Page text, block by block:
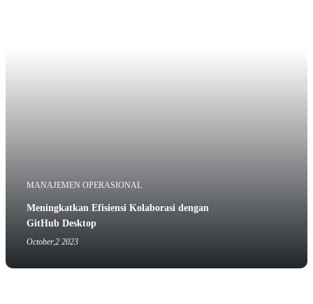
MANAJEMEN OPERASIONAL
Meningkatkan Efisiensi Kolaborasi dengan
GitHub Desktop
October,2 2023